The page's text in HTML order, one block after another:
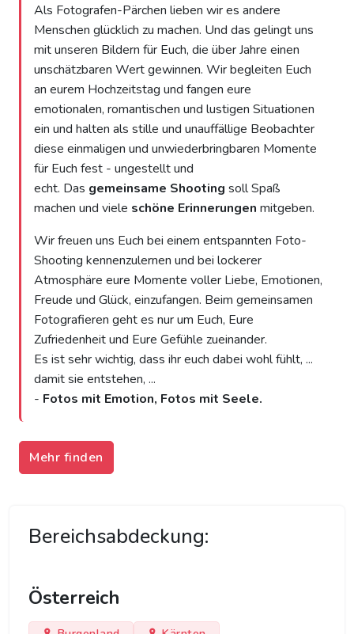
Als Fotografen-Pärchen lieben wir es andere
Menschen glücklich zu machen. Und das gelingt uns
mit unseren Bildern für Euch, die über Jahre einen
unschätzbaren Wert gewinnen. Wirbegleiten Euch
an eurem Hochzeitstag und fangen eure
emotionalen, romantischen und lustigen Situationen
ein und halten als stille und unauffällige Beobachter
diese einmaligen und unwiederbringbaren Momente
für Euch fest - ungestellt und
echt. Das gemeinsame Shooting soll Spaß
machen und viele schöne Erinnerungen mitgeben.
Wir freuen uns Euch bei einem entspannten Foto-
Shooting kennenzulernen und bei lockerer
Atmosphäre eure Momente voller Liebe, Emotionen,
Freude und Glück, einzufangen. Beim gemeinsamen
Fotografieren geht es nur um Euch, Eure
Zufriedenheit und Eure Gefühle zueinander.
Es ist sehr wichtig, dass ihr euch dabei wohl fühlt, ...
damit sie entstehen, ...
- Fotos mit Emotion, Fotos mit Seele.
Mehr finden
Bereichsabdeckung:
Österreich